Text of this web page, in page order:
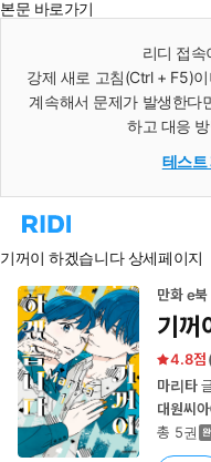
본문 바로가기
리디 접
강제 새로 고침(Ctrl + F5)
계속해서 문제가 발생한다
하고 대응
테스트
리
홈
로
이
동
기꺼이 하겠습니다 상세페이지
만화 e북
기꺼
4.8
마리타
대원씨
총 5권